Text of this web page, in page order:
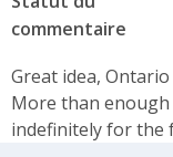
commentaire
Great idea,
More than
indefinitely for the